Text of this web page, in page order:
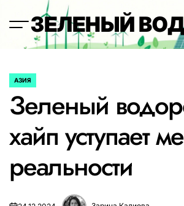
содержимому
ЗЕЛЕНЫЙ
ОПУБЛИКОВАНО
АЗИЯ
Зеленый
хайп уступает
реальности